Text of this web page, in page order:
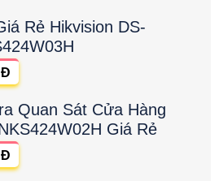
Rẻ Hikvision DS-
Quan Sát Cửa Hàng
Giá Rẻ